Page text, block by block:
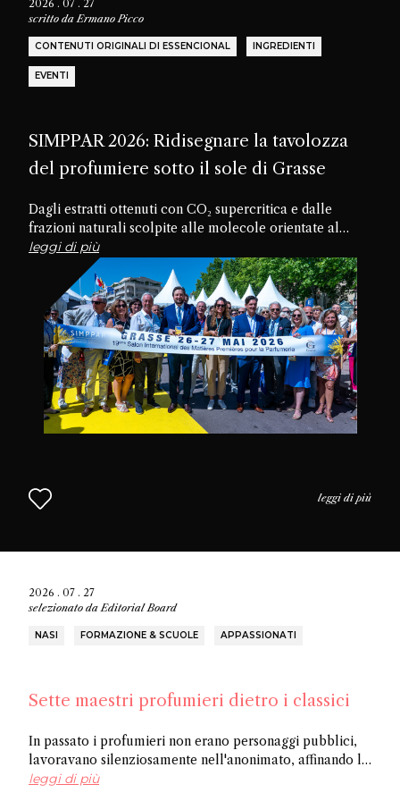
2026 . 07 . 27
scritto daErmano Picco
CONTENUTI ORIGINALI DI ESSENCIONAL INGREDIENTI
EVENTI
SIMPPAR 2026: Ridisegnare la tavolozza
del profumiere sotto il sole di Grasse
Dagli estratti ottenuti con CO₂ supercritica e dalle
frazioni naturali scolpite alle molecole orientate al
futuro, passando per materiali dimenticati e texture
commestibili, la diciannovesima edizione di SIMPPAR ha
rivelato un’industria che sta riscoprendo il potenziale
creativo nascosto all’interno della propria tavolozza.
leggi di più
leggi di più
2026 . 07 . 27
selezionato daEditorial Board
NASI FORMAZIONE & SCUOLE APPASSIONATI
Sette maestri profumieri dietro i classici
In passato i profumieri non erano personaggi pubblici,
lavoravano silenziosamente nell'anonimato, affinando la
loro arte e creando opere senza ricevere riconoscimenti.
leggi di più